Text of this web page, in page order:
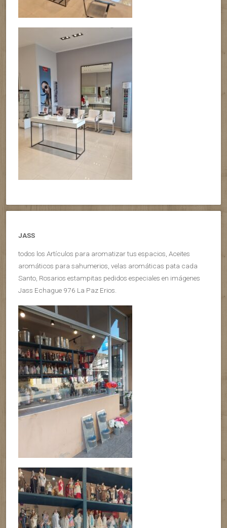
JASS
todos los Artículos para aromatizar tus espacios, Aceites
aromáticos para sahumerios, velas aromáticas pata cada
Santo, Rosarios estampitas pedidos especiales en imágenes
Jass Echague 976 La Paz Erios.